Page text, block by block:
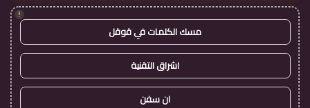
!
مسك الكلمات في قوقل
اشراق التقنية
ان سفن